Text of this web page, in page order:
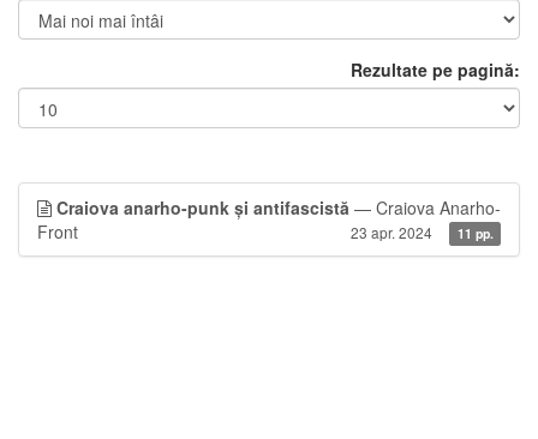
Rezultate pe pagină:
Craiova anarho-punk și antifascistă — Craiova Anarho-
Front
23 apr. 2024 11 pp.